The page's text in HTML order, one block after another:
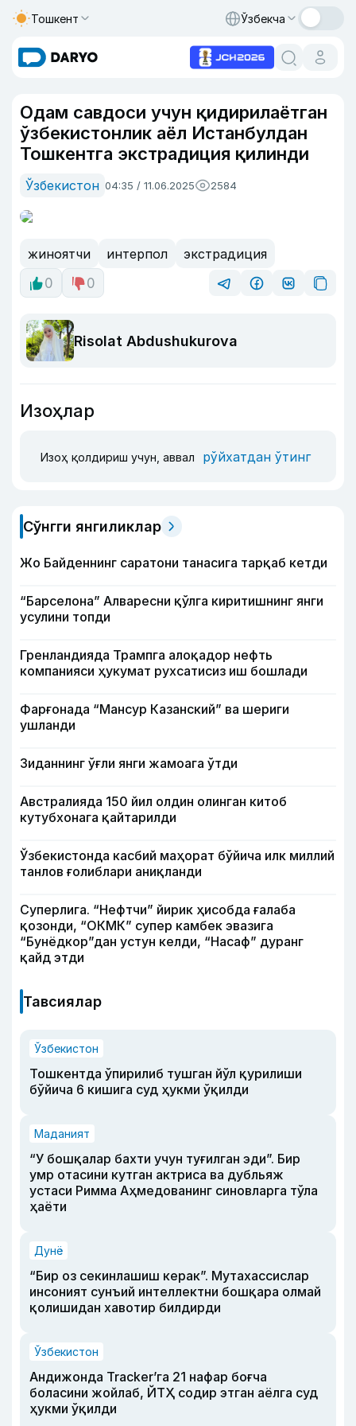
Тошкент Ўзбекча
Одам савдоси учун қидирилаётган
ўзбекистонлик аёл Истанбулдан
Тошкентга экстрадиция қилинди
Ўзбекистон 04:35 / 11.06.2025 2584
жиноятчи интерпол
экстрадиция
0
0
Risolat Abdushukurova
Изоҳлар
Изоҳ қолдириш учун, аввал рўйхатдан ўтинг
Сўнгги янгиликлар
Жо Байденнинг саратони танасига тарқаб кетди
“Барселона” Алваресни қўлга киритишнинг янги
усулини топди
Гренландияда Трампга алоқадор нефть
компанияси ҳукумат рухсатисиз иш бошлади
Фарғонада “Мансур Казанский” ва шериги
ушланди
Зиданнинг ўғли янги жамоага ўтди
Австралияда 150 йил олдин олинган китоб
кутубхонага қайтарилди
Ўзбекистонда касбий маҳорат бўйича илк миллий
танлов ғолиблари аниқланди
Суперлига. “Нефтчи” йирик ҳисобда ғалаба
қозонди, “ОКМК” супер камбек эвазига
“Бунёдкор”дан устун келди, “Насаф” дуранг
қайд этди
Тавсиялар
Ўзбекистон
Тошкентда ўпирилиб тушган йўл қурилиши
бўйича 6 кишига суд ҳукми ўқилди
Маданият
“У бошқалар бахти учун туғилган эди”. Бир
умр отасини кутган актриса ва дубльяж
устаси Римма Аҳмедованинг синовларга тўла
ҳаёти
Дунё
“Бир оз секинлашиш керак”. Мутахассислар
инсоният сунъий интеллектни бошқара олмай
қолишидан хавотир билдирди
Ўзбекистон
Андижонда Tracker’га 21 нафар боғча
боласини жойлаб, ЙТҲ содир этган аёлга суд
ҳукми ўқилди